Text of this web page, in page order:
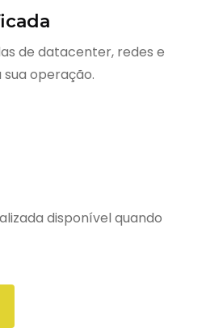
de datacenter, redes e
operação.
disponível quando